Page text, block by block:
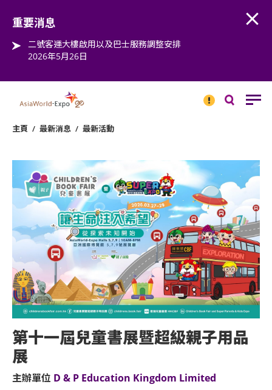
重要消息
二號客運大樓啟用以及巴士服務調整安排
2026年5月26日
消息
主頁 / 最新消息 / 最新活動
第十一屆兒童書展暨超級親子用品
展
主辦單位 D & P Education Kingdom Limited